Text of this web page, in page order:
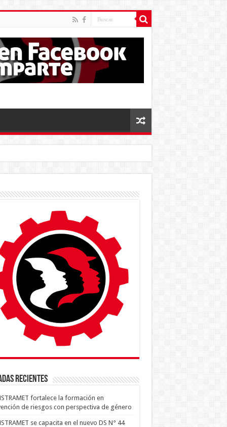
RECIENTES
fortalece la formación en
de riesgos con perspectiva de género
se capacita en el nuevo DS N° 44